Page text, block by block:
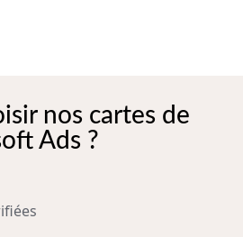
nos cartes de
Ads ?